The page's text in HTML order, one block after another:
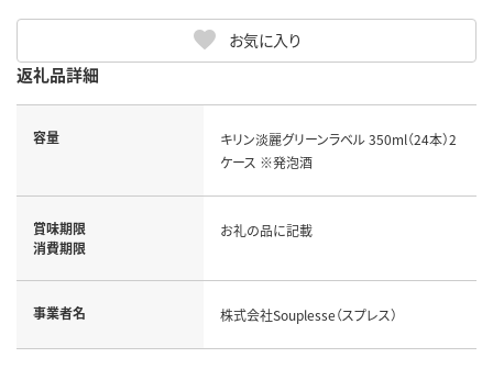
お気に入り
返礼品詳細
容量
キリン淡麗グリーンラベル 350ml（24本）2
ケース ※発泡酒
賞味期限
消費期限
お礼の品に記載
事業者名 株式会社Souplesse（スプレス）